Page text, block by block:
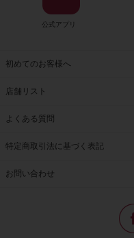
公式アプリ
初めてのお客様へ
店舗リスト
よくある質問
特定商取引法に基づく表記
お問い合わせ